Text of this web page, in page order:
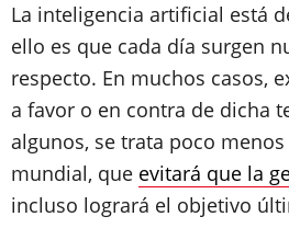
La inteligencia artificial está
ello es que cada día surgen
respecto. En muchos casos,
a favor o en contra de dicha
algunos, se trata poco
mundial, que evitará que la
incluso logrará el objetivo